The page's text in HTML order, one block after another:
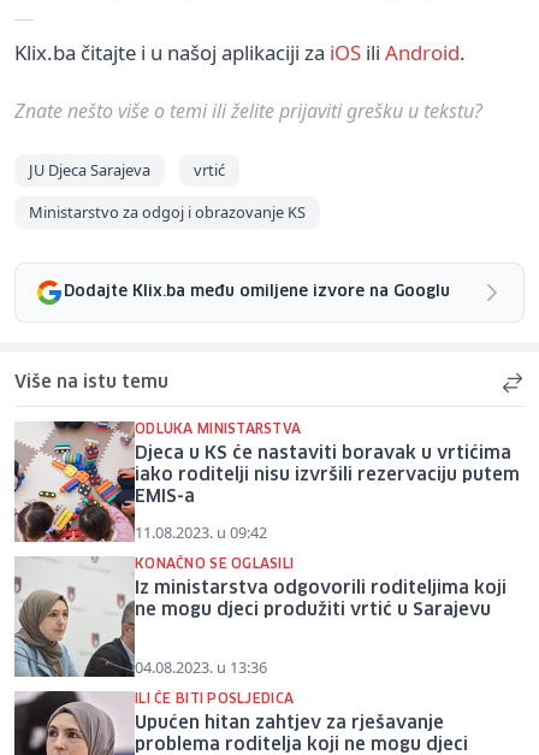
Klix.ba čitajte i u našoj aplikaciji za iOS ili Android.
Znate nešto više o temi ili želite prijaviti grešku u tekstu?
JU Djeca Sarajeva
vrtić
Ministarstvo za odgoj i obrazovanje KS
Dodajte Klix.ba među omiljene izvore na Googlu
Više na istu temu
ODLUKA MINISTARSTVA
Djeca u KS će nastaviti boravak u vrtićima
iako roditelji nisu izvršili rezervaciju putem
EMIS-a
11.08.2023. u 09:42
KONAČNO SE OGLASILI
Iz ministarstva odgovorili roditeljima koji
ne mogu djeci produžiti vrtić u Sarajevu
04.08.2023. u 13:36
ILI ĆE BITI POSLJEDICA
Upućen hitan zahtjev za rješavanje
problema roditelja koji ne mogu djeci